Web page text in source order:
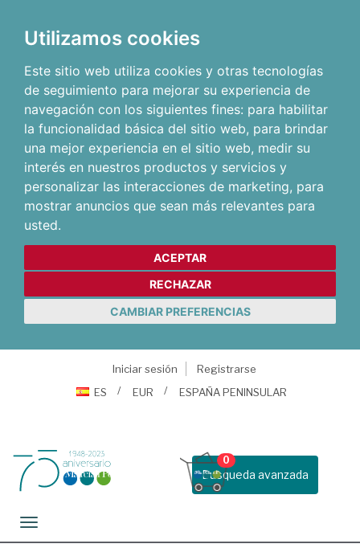
Utilizamos cookies
Este sitio web utiliza cookies y otras tecnologías
de seguimiento para mejorar su experiencia de
navegación con los siguientes fines: para habilitar
la funcionalidad básica del sitio web, para brindar
una mejor experiencia en el sitio web, medir su
interés en nuestros productos y servicios y
personalizar las interacciones de marketing, para
mostrar anuncios que sean más relevantes para
usted.
ACEPTAR
RECHAZAR
CAMBIAR PREFERENCIAS
Iniciar sesión
Registrarse
ES
EUR ESPAÑA PENINSULAR
Busqueda avanzada
0
Toggle navigation